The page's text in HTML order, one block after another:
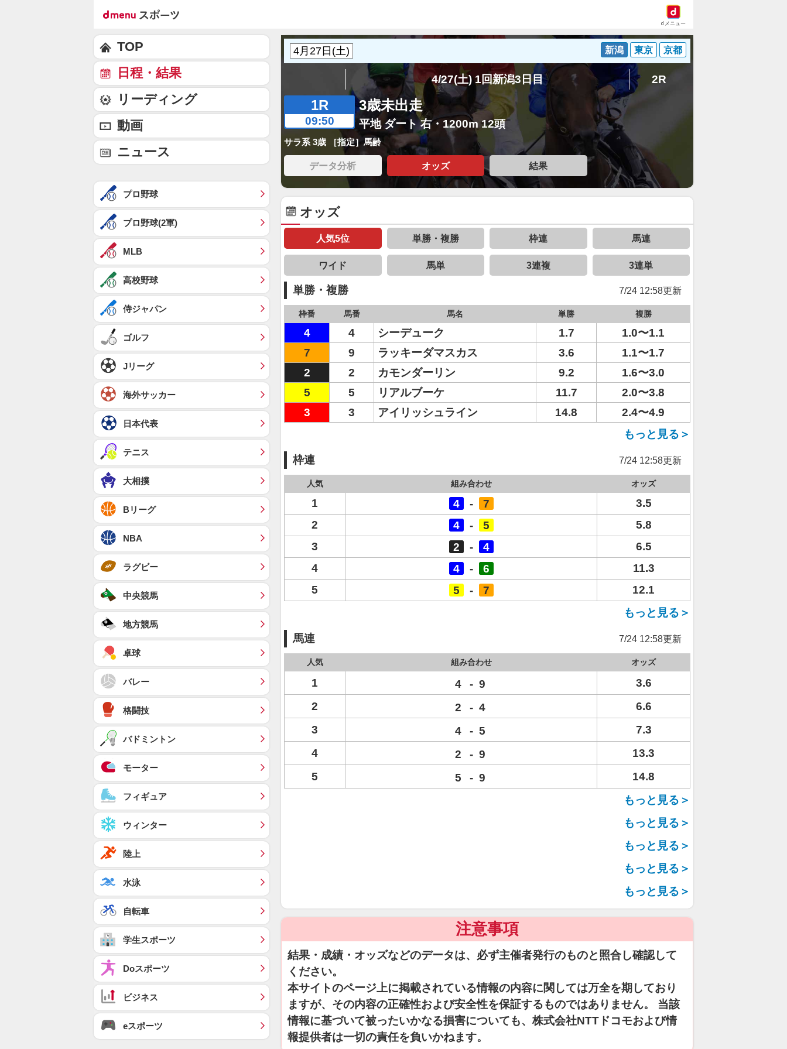
dメニュー
新潟 東京 京都
4/27(土) 1回新潟3日目 2R
1R
09:50
3歳未出走
平地 ダート 右・1200m 12頭
サラ系 3歳 ［指定］馬齢
データ分析 オッズ 結果
オッズ
人気5位 単勝・複勝 枠連 馬連
ワイド 馬単 3連複 3連単
単勝・複勝 7/24 12:58更新
枠番 馬番 馬名 単勝 複勝
4 4 シーデューク 1.7
1.0〜1.1
7
9 ラッキーダマスカス 3.6
1.1〜1.7
2
2 カモンダーリン 9.2
1.6〜3.0
5
5 リアルブーケ 11.7
2.0〜3.8
3
3 アイリッシュライン 14.8
2.4〜4.9
もっと見る＞
枠連 7/24 12:58更新
人気 組み合わせ オッズ
1 4 - 7
3.5
2
4 - 5
5.8
3
2 - 4
6.5
4
4 - 6
11.3
5
5 - 7
12.1
もっと見る＞
馬連 7/24 12:58更新
人気 組み合わせ オッズ
1 4 - 9
3.6
2
2 - 4
6.6
3
4 - 5
7.3
4
2 - 9
13.3
5
5 - 9
14.8
もっと見る＞
もっと見る＞
もっと見る＞
もっと見る＞
もっと見る＞
注意事項
結果・成績・オッズなどのデータは、必ず主催者発行のものと照合し確認して
ください。
本サイトのページ上に掲載されている情報の内容に関しては万全を期しており
ますが、その内容の正確性および安全性を保証するものではありません。 当該
情報に基づいて被ったいかなる損害についても、株式会社NTTドコモおよび情
報提供者は一切の責任を負いかねます。
TOP
日程・結果
リーディング
動画
ニュース
プロ野球
プロ野球(2軍)
MLB
高校野球
侍ジャパン
ゴルフ
Jリーグ
海外サッカー
日本代表
テニス
大相撲
Bリーグ
NBA
ラグビー
中央競馬
地方競馬
卓球
バレー
格闘技
バドミントン
モーター
フィギュア
ウィンター
陸上
水泳
自転車
学生スポーツ
Doスポーツ
ビジネス
eスポーツ